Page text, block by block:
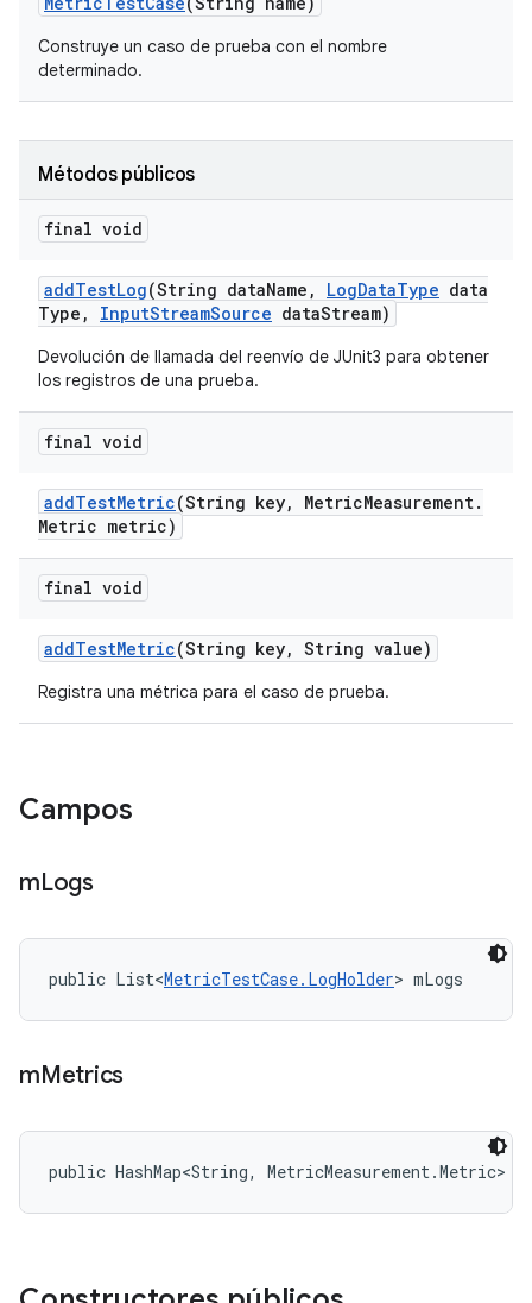
Construye un caso de prueba con el nombre
determinado.
Métodos públicos
final void
addTestLog(String dataName , LogDataType data
Type , InputStreamSource dataStream)
Devolución de llamada del reenvío de JUnit3 para obtener
los registros de una prueba.
final void
addTestMetric(String key, MetricMeasurement.
Metric metric)
final void
addTestMetric(String key, String value)
Registra una métrica para el caso de prueba.
Campos
mLogs
public List<MetricTestCase.LogHolder> mLogs
mMetrics
public HashMap<String, MetricMeasurement.Metric>